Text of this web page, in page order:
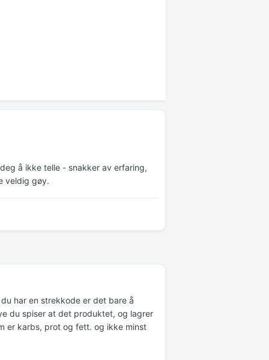
å ikke telle - snakker av erfaring,
veldig gøy.
har en strekkode er det bare å
du spiser at det produktet, og lagrer
er karbs, prot og fett. og ikke minst